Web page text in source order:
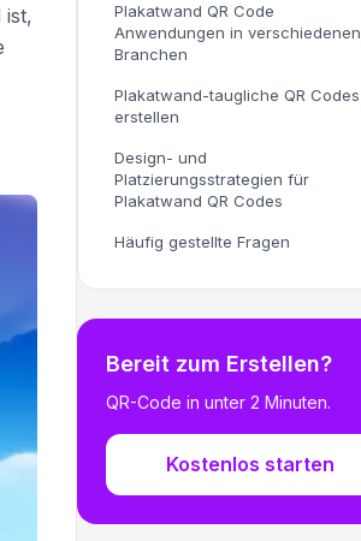
ist,
Plakatwand QR Code
Anwendungen in verschiedenen
Branchen
Plakatwand-taugliche QR Codes
erstellen
Design- und
Platzierungsstrategien für
Plakatwand QR Codes
Häufig gestellte Fragen
Bereit zum Erstellen?
QR-Code in unter 2 Minuten.
Kostenlos starten